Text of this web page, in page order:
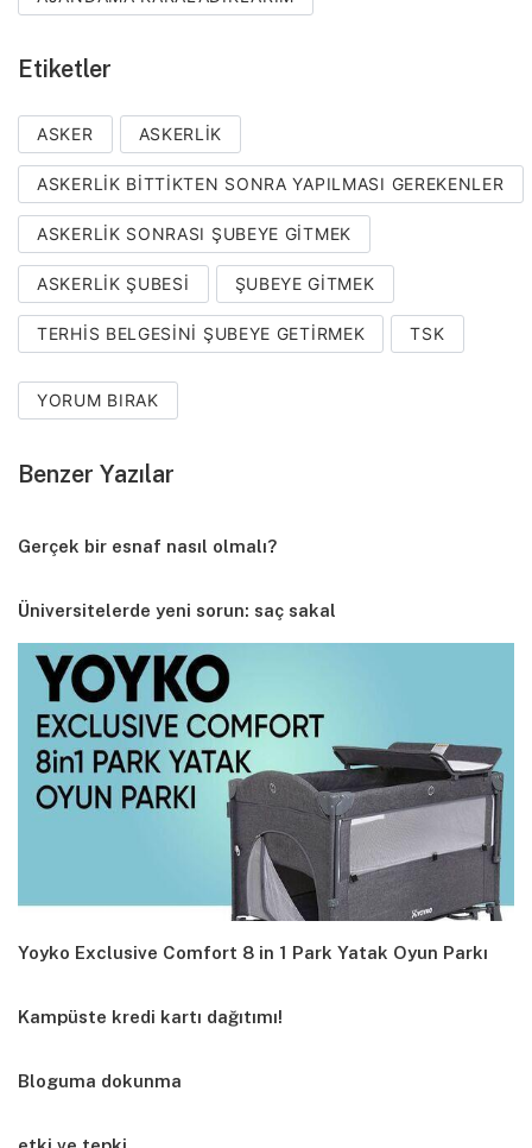
Etiketler
ASKER ASKERLIK
ASKERLIK BITTIKTEN SONRA YAPILMASI GEREKENLER
ASKERLIK SONRASI ŞUBEYE GITMEK
ASKERLIK ŞUBESI ŞUBEYE GITMEK
TERHIS BELGESINI ŞUBEYE GETIRMEK TSK
YORUM BIRAK
Benzer Yazılar
Gerçek bir esnaf nasıl olmalı?
Üniversitelerde yeni sorun: saç sakal
Yoyko Exclusive Comfort 8 in 1 Park Yatak Oyun Parkı
Kampüste kredi kartı dağıtımı!
Bloguma dokunma